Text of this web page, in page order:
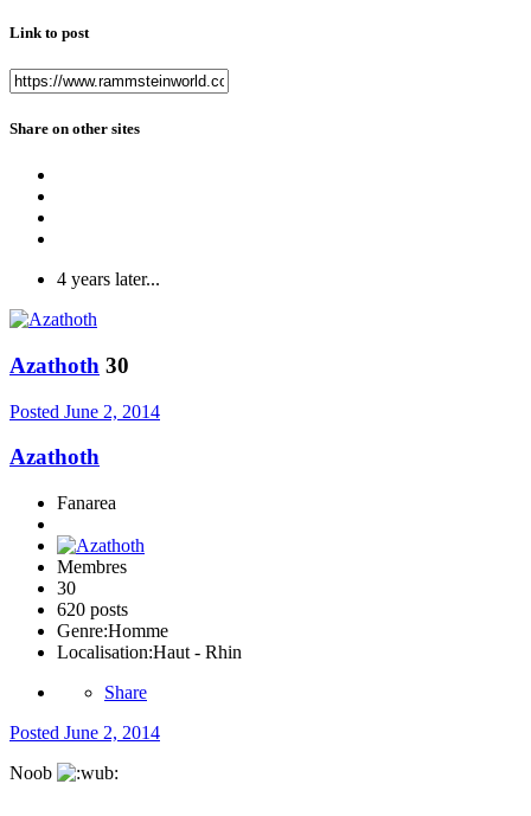
Link to post
Share on other sites
4 years later...
Azathoth 30
Posted June 2, 2014
Azathoth
Fanarea
Membres
30
620 posts
Genre:Homme
Localisation:Haut - Rhin
Share
Posted June 2, 2014
Noob